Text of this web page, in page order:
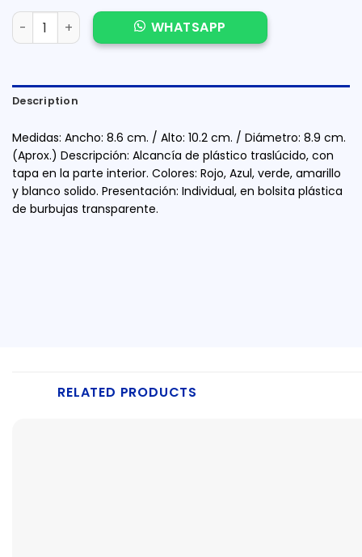
ALCANCÍA ACRÍLICO CASITA quantity
WHATSAPP
Description
Medidas: Ancho: 8.6 cm. / Alto: 10.2 cm. / Diámetro: 8.9 cm.
(Aprox.) Descripción: Alcancía de plástico traslúcido, con
tapa en la parte interior. Colores: Rojo, Azul, verde, amarillo
y blanco solido. Presentación: Individual, en bolsita plástica
de burbujas transparente.
RELATED PRODUCTS